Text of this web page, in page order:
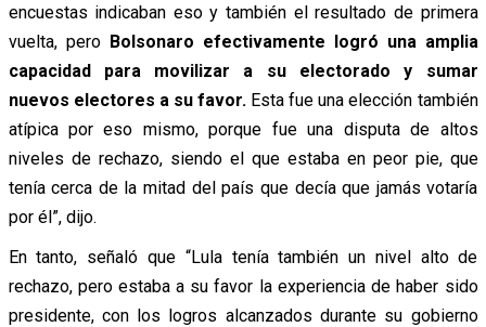
encuestas indicaban eso y también el resultado de primera
vuelta, pero Bolsonaro efectivamente logró una amplia
capacidad para movilizar a su electorado y sumar
nuevos electores a su favor. Esta fue una elección también
atípica por eso mismo, porque fue una disputa de altos
niveles de rechazo, siendo el que estaba en peor pie, que
tenía cerca de la mitad del país que decía que jamás votaría
por él”, dijo.
En tanto, señaló que “Lula tenía también un nivel alto de
rechazo, pero estaba a su favor la experiencia de haber sido
presidente, con los logros alcanzados durante su gobierno